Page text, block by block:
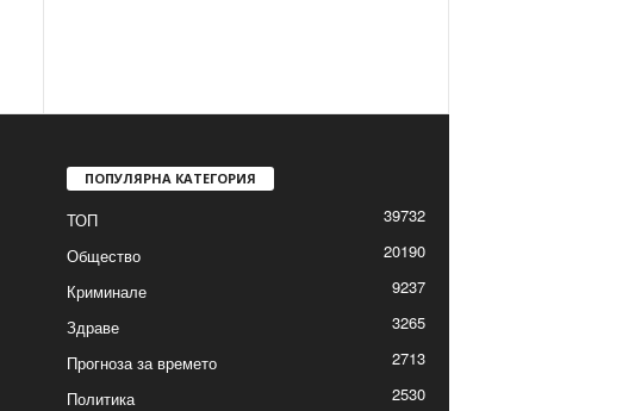
ПОПУЛЯРНА КАТЕГОРИЯ
ТОП
39732
Общество
20190
Криминале
9237
Здраве
3265
Прогноза за времето
2713
Политика
2530